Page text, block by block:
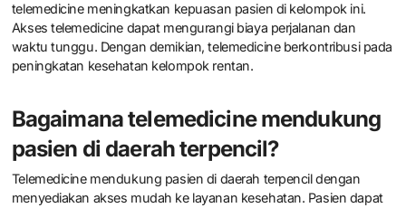
telemedicine meningkatkan kepuasan pasien di kelompok ini.
Akses telemedicine dapat mengurangi biaya perjalanan dan
waktu tunggu. Dengan demikian, telemedicine berkontribusi pada
peningkatan kesehatan kelompok rentan.
Bagaimana telemedicine mendukung
pasien di daerah terpencil?
Telemedicine mendukung pasien di daerah terpencil dengan
menyediakan akses mudah ke layanan kesehatan. Pasien dapat